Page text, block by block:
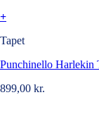
+
Tapet
Punchinello Harlekin
899,00 kr.